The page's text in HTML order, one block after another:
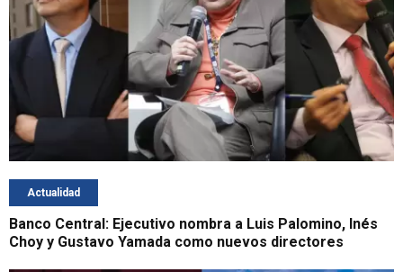
Actualidad
Banco Central: Ejecutivo nombra a Luis Palomino, Inés
Choy y Gustavo Yamada como nuevos directores